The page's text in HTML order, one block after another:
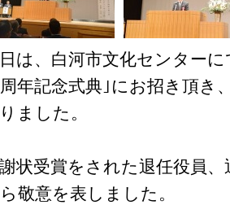
は、白河市文化センター
年記念式典｣にお招き頂き
ました。
状受賞をされた退任役員
敬意を表しました。